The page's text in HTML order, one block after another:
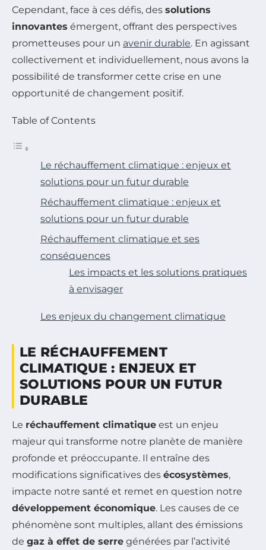
Cependant, face à ces défis, des solutions
innovantes émergent, offrant des perspectives
prometteuses pour un avenir durable. En agissant
collectivement et individuellement, nous avons la
possibilité de transformer cette crise en une
opportunité de changement positif.
Table of Contents
Le réchauffement climatique : enjeux et
solutions pour un futur durable
Réchauffement climatique : enjeux et
solutions pour un futur durable
Réchauffement climatique et ses
conséquences
Les impacts et les solutions pratiques
à envisager
Les enjeux du changement climatique
LE RÉCHAUFFEMENT
CLIMATIQUE : ENJEUX ET
SOLUTIONS POUR UN FUTUR
DURABLE
Le réchauffement climatique est un enjeu
majeur qui transforme notre planète de manière
profonde et préoccupante. Il entraîne des
modifications significatives des écosystèmes,
impacte notre santé et remet en question notre
développement économique. Les causes de ce
phénomène sont multiples, allant des émissions
de gaz à effet de serre générées par l’activité